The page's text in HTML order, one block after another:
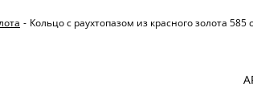
- Кольцо с раухтопазом из красного золота